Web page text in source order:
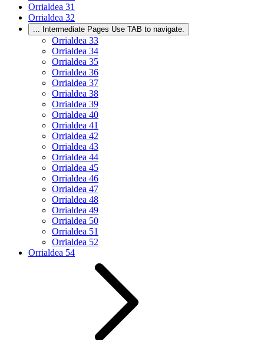
Orrialdea 31
Orrialdea 32
... Intermediate Pages Use TAB to navigate.
Orrialdea 33
Orrialdea 34
Orrialdea 35
Orrialdea 36
Orrialdea 37
Orrialdea 38
Orrialdea 39
Orrialdea 40
Orrialdea 41
Orrialdea 42
Orrialdea 43
Orrialdea 44
Orrialdea 45
Orrialdea 46
Orrialdea 47
Orrialdea 48
Orrialdea 49
Orrialdea 50
Orrialdea 51
Orrialdea 52
Orrialdea 54